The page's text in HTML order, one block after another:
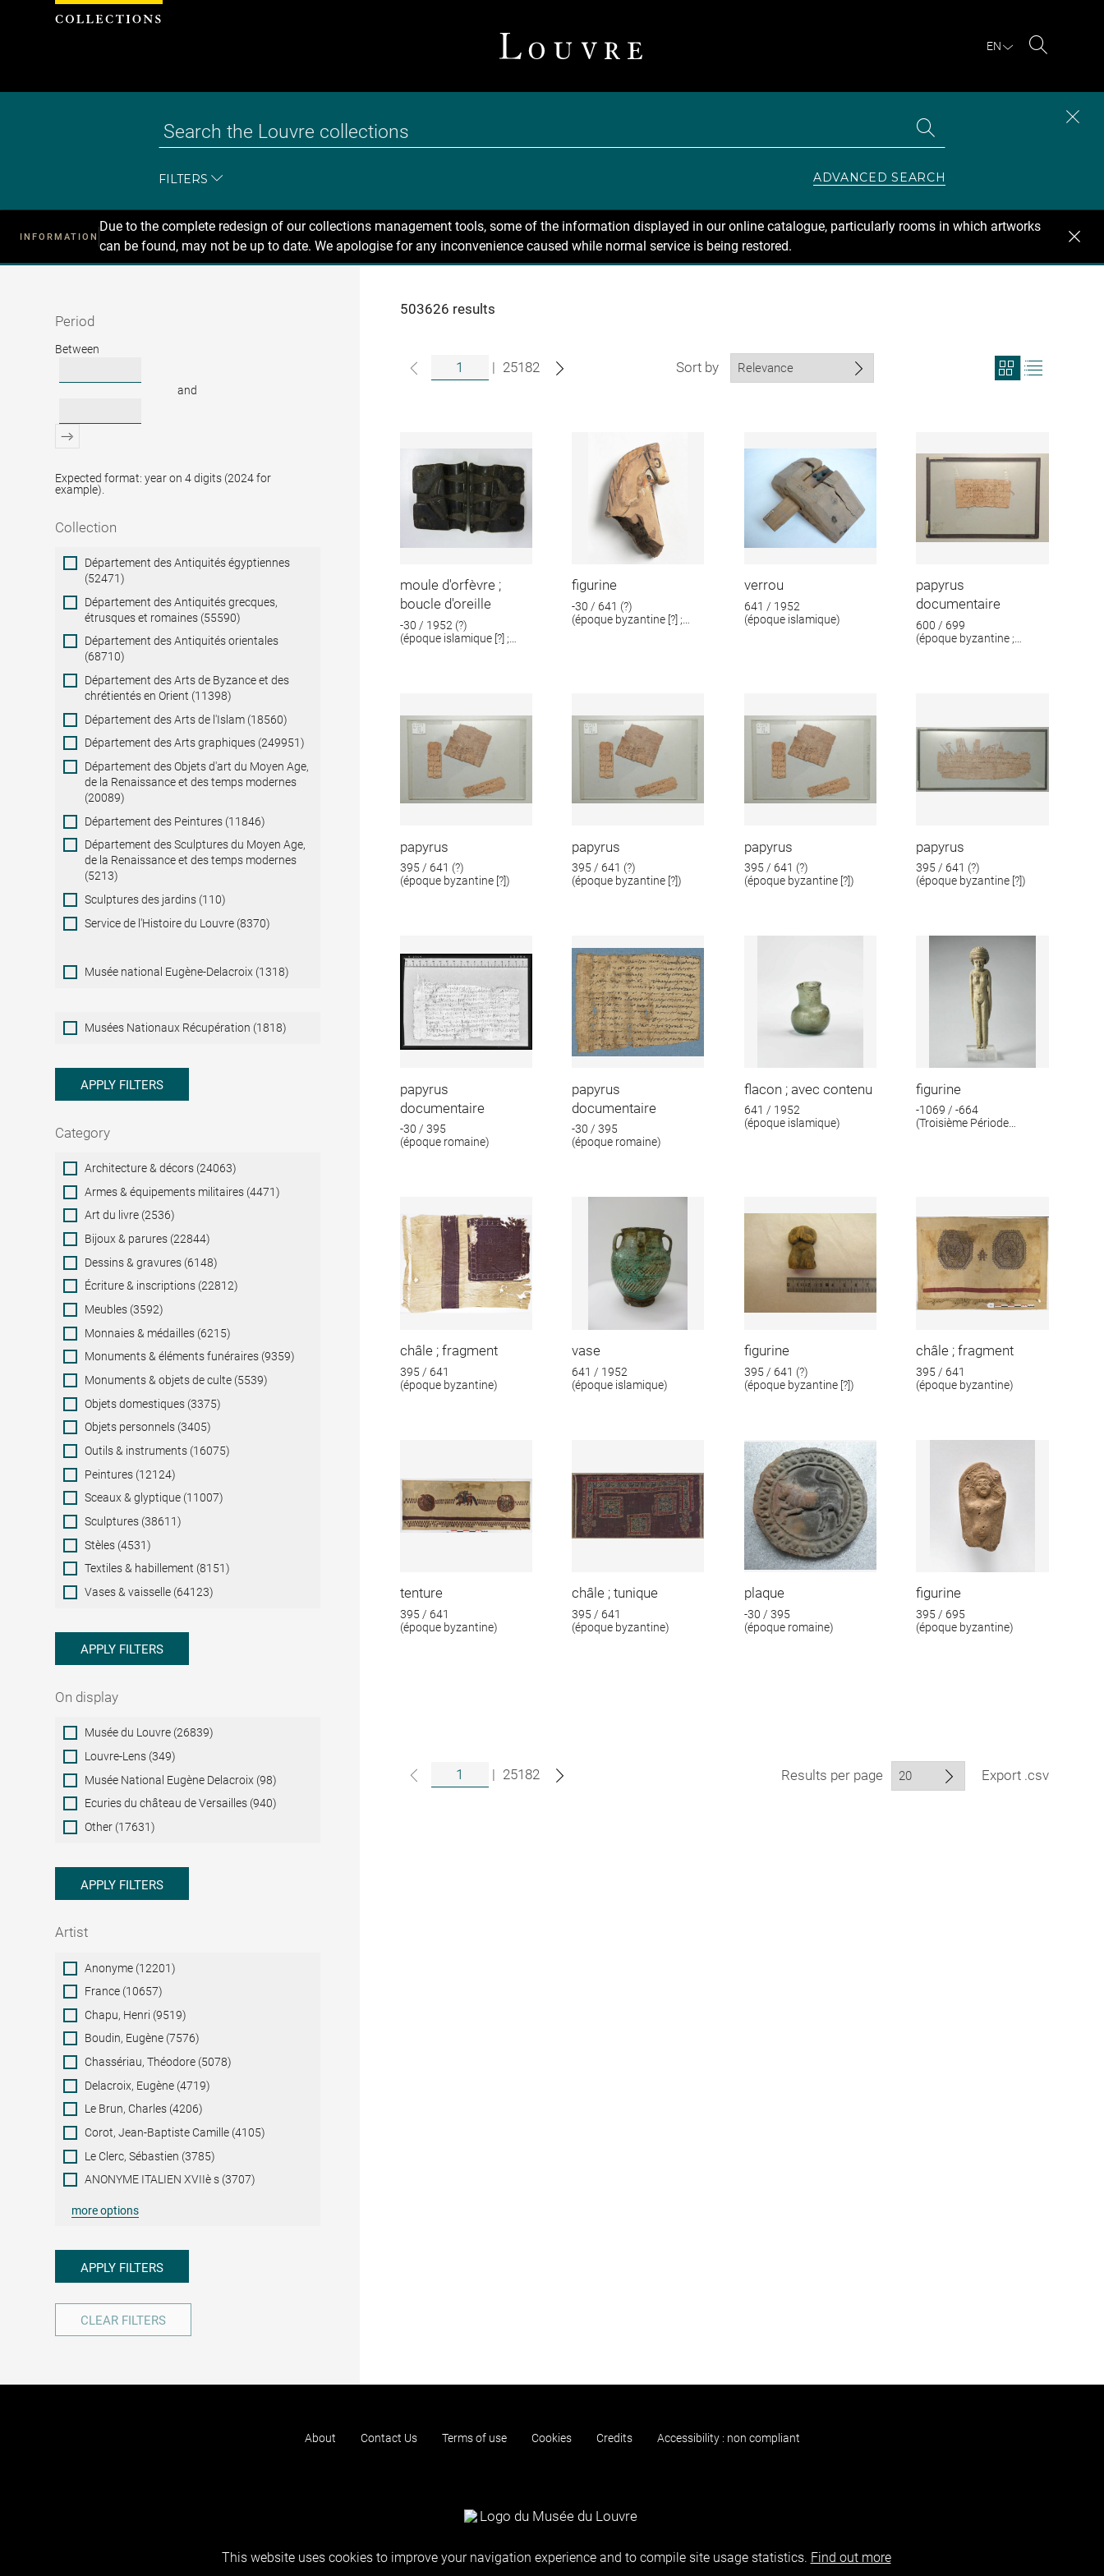
EN
FILTERS ADVANCED SEARCH
INFORMATION
Due to the complete redesign of our collections management tools, some of the information displayed in our online catalogue, particularly rooms in which artworks
can be found, may not be up to date. We apologise for any inconvenience caused while normal service is being restored.
Recherche
Period
Period
Between
and
Expected format: year on 4 digits (2024 for
example).
Collection
Collection
Département des Antiquités égyptiennes
(52471)
Département des Antiquités grecques,
étrusques et romaines (55590)
Département des Antiquités orientales
(68710)
Département des Arts de Byzance et des
chrétientés en Orient (11398)
Département des Arts de l'Islam (18560)
Département des Arts graphiques (249951)
Département des Objets d'art du Moyen Age,
de la Renaissance et des temps modernes
(20089)
Département des Peintures (11846)
Département des Sculptures du Moyen Age,
de la Renaissance et des temps modernes
(5213)
Sculptures des jardins (110)
Service de l'Histoire du Louvre (8370)
Musée national Eugène-Delacroix (1318)
Musées
Nationaux
Musées Nationaux Récupération (1818)
APPLY FILTERS
Category
Category
Architecture & décors (24063)
Armes & équipements militaires (4471)
Art du livre (2536)
Bijoux & parures (22844)
Dessins & gravures (6148)
Écriture & inscriptions (22812)
Meubles (3592)
Monnaies & médailles (6215)
Monuments & éléments funéraires (9359)
Monuments & objets de culte (5539)
Objets domestiques (3375)
Objets personnels (3405)
Outils & instruments (16075)
Peintures (12124)
Sceaux & glyptique (11007)
Sculptures (38611)
Stèles (4531)
Textiles & habillement (8151)
Vases & vaisselle (64123)
APPLY FILTERS
On display
On
display
Musée du Louvre (26839)
Louvre-Lens (349)
Musée National Eugène Delacroix (98)
Ecuries du château de Versailles (940)
Other (17631)
APPLY FILTERS
Artist
ArtistAnonyme (12201)
France (10657)
Chapu, Henri (9519)
Boudin, Eugène (7576)
Chassériau, Théodore (5078)
Delacroix, Eugène (4719)
Le Brun, Charles (4206)
Corot, Jean-Baptiste Camille (4105)
Le Clerc, Sébastien (3785)
ANONYME ITALIEN XVIIè s (3707)
more options
APPLY FILTERS
CLEAR FILTERS
503626 results
| 25182 Sort by
View
search
moule d'orfèvre ;
boucle d'oreille
-30 / 1952 (?)
(époque islamique [?] ;
figurine
-30 / 641 (?)
(époque byzantine [?] ;
verrou
641 / 1952
(époque islamique)
papyrus
documentaire
600 / 699
(époque byzantine ;
papyrus
395 / 641 (?)
(époque byzantine [?])
papyrus
395 / 641 (?)
(époque byzantine [?])
papyrus
395 / 641 (?)
(époque byzantine [?])
papyrus
395 / 641 (?)
(époque byzantine [?])
papyrus
documentaire
-30 / 395
(époque romaine)
papyrus
documentaire
-30 / 395
(époque romaine)
flacon ; avec contenu
641 / 1952
(époque islamique)
figurine
-1069 / -664
(Troisième Période
châle ; fragment
395 / 641
(époque byzantine)
vase
641 / 1952
(époque islamique)
figurine
395 / 641 (?)
(époque byzantine [?])
châle ; fragment
395 / 641
(époque byzantine)
tenture
395 / 641
(époque byzantine)
châle ; tunique
395 / 641
(époque byzantine)
plaque
-30 / 395
(époque romaine)
figurine
395 / 695
(époque byzantine)
| 25182 Results per page Export .csv
About Contact Us Terms of use Cookies Credits Accessibility : non compliant
Cookies management panel
This website uses cookies to improve your navigation experience and to compile site usage statistics. Find out more